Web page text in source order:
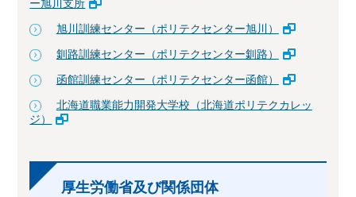
ー旭川支所
旭川訓練センター（ポリテクセンター旭川）
釧路訓練センター（ポリテクセンター釧路）
函館訓練センター（ポリテクセンター函館）
北海道職業能力開発大学校（北海道ポリテクカレッ
ジ）
厚生労働省及び関係団体